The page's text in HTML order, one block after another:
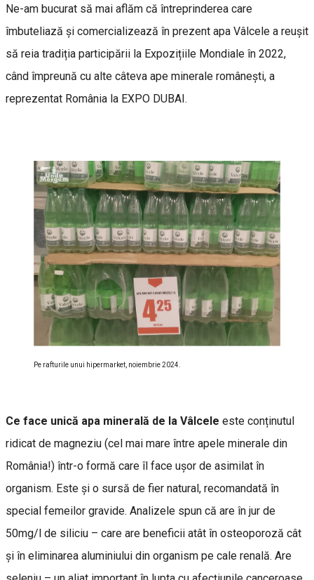
Ne-am bucurat să mai aflăm că întreprinderea care
îmbuteliază și comercializează în prezent apa Vâlcele a reușit
să reia tradiția participării la Expozițiile Mondiale în 2022,
când împreună cu alte câteva ape minerale românești, a
reprezentat România la EXPO DUBAI.
Pe rafturile unui hipermarket, noiembrie 2024.
Ce face unică apa minerală de la Vâlcele este conținutul
ridicat de magneziu (cel mai mare între apele minerale din
România!) într-o formă care îl face ușor de asimilat în
organism. Este și o sursă de fier natural, recomandată în
special femeilor gravide. Analizele spun că are în jur de
50mg/l de siliciu – care are beneficii atât în osteoporoză cât
și în eliminarea aluminiului din organism pe cale renală. Are